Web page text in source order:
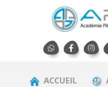
ACCUEIL